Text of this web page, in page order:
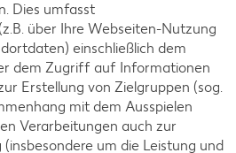
du an unserer
Dies umfasst
über Ihre Webseiten-Nutzung
einschließlich dem
dem Zugriff auf Informationen
Erstellung von Zielgruppen (sog.
mit dem Ausspielen
Verarbeitungen auch zur
um die Leistung und